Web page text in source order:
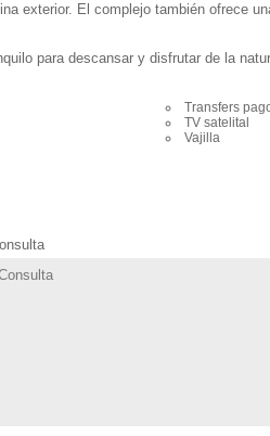
exterior. El complejo también ofrece
para descansar y disfrutar de la
Transfers
TV satelital
Vajilla